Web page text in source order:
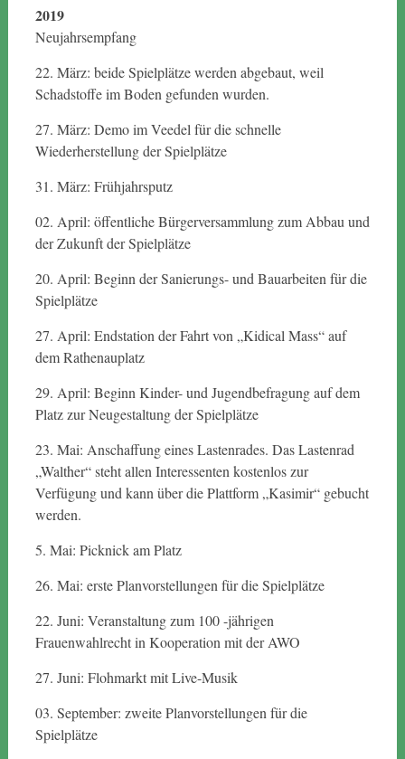
2019
Neujahrsempfang
22. März: beide Spielplätze werden abgebaut, weil
Schadstoffe im Boden gefunden wurden.
27. März: Demo im Veedel für die schnelle
Wiederherstellung der Spielplätze
31. März: Frühjahrsputz
02. April: öffentliche Bürgerversammlung zum Abbau und
der Zukunft der Spielplätze
20. April: Beginn der Sanierungs- und Bauarbeiten für die
Spielplätze
27. April: Endstation der Fahrt von „Kidical Mass“ auf
dem Rathenauplatz
29. April: Beginn Kinder- und Jugendbefragung auf dem
Platz zur Neugestaltung der Spielplätze
23. Mai: Anschaffung eines Lastenrades. Das Lastenrad
„Walther“ steht allen Interessenten kostenlos zur
Verfügung und kann über die Plattform „Kasimir“ gebucht
werden.
5. Mai: Picknick am Platz
26. Mai: erste Planvorstellungen für die Spielplätze
22. Juni: Veranstaltung zum 100 -jährigen
Frauenwahlrecht in Kooperation mit der AWO
27. Juni: Flohmarkt mit Live-Musik
03. September: zweite Planvorstellungen für die
Spielplätze